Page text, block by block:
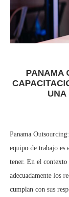
PANAMA
UNA
Panama
equipo de trabajo es
tener. En el contexto
adecuadamente los
cumplan con sus